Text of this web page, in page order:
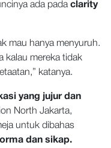
ada pada clarity
mau hanya menyuruh.
kalau mereka tidak
katanya.
yang jujur dan
North Jakarta,
untuk dibahas
dan sikap.